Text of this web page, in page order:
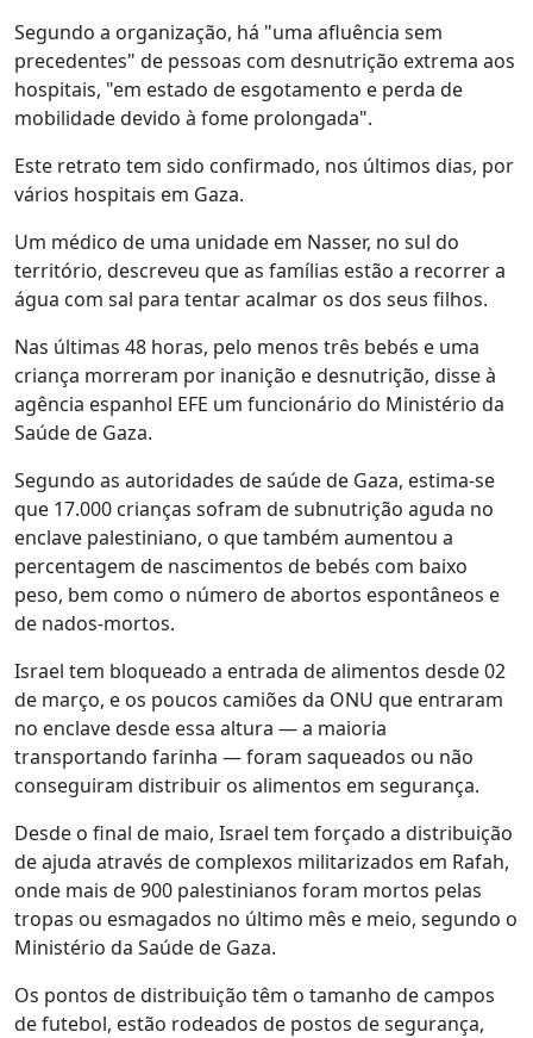
Segundo a organização, há "uma afluência sem
precedentes" de pessoas com desnutrição extrema aos
hospitais, "em estado de esgotamento e perda de
mobilidade devido à fome prolongada".
Este retrato tem sido confirmado, nos últimos dias, por
vários hospitais em Gaza.
Um médico de uma unidade em Nasser, no sul do
território, descreveu que as famílias estão a recorrer a
água com sal para tentar acalmar os dos seus filhos.
Nas últimas 48 horas, pelo menos três bebés e uma
criança morreram por inanição e desnutrição, disse à
agência espanhol EFE um funcionário do Ministério da
Saúde de Gaza.
Segundo as autoridades de saúde de Gaza, estima-se
que 17.000 crianças sofram de subnutrição aguda no
enclave palestiniano, o que também aumentou a
percentagem de nascimentos de bebés com baixo
peso, bem como o número de abortos espontâneos e
de nados-mortos.
Israel tem bloqueado a entrada de alimentos desde 02
de março, e os poucos camiões da ONU que entraram
no enclave desde essa altura — a maioria
transportando farinha — foram saqueados ou não
conseguiram distribuir os alimentos em segurança.
Desde o final de maio, Israel tem forçado a distribuição
de ajuda através de complexos militarizados em Rafah,
onde mais de 900 palestinianos foram mortos pelas
tropas ou esmagados no último mês e meio, segundo o
Ministério da Saúde de Gaza.
Os pontos de distribuição têm o tamanho de campos
de futebol, estão rodeados de postos de segurança,